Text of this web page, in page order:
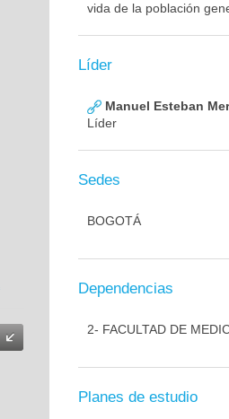
vida de la población
Líder
Manuel Esteban
Líder
Sedes
BOGOTÁ
Dependencias
2- FACULTAD DE
Planes de estudio